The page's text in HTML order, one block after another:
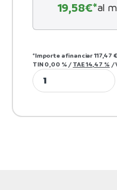
19,58€*al
*Importe a financiar117,47 €
TIN 0,00 % / TAE14,47 % /
Pantalla display